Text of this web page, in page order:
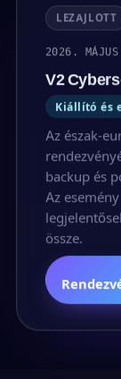
LEZAJLOTT
2026.
V2
Kiállító és
Az észak-
backup és
Az
össze.